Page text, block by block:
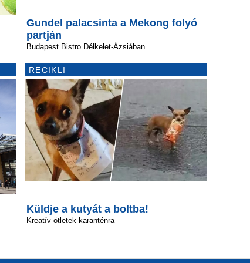
Gundel palacsinta a Mekong folyó
partján
Budapest Bistro Délkelet-Ázsiában
RECIKLI
Küldje a kutyát a boltba!
Kreatív ötletek karanténra